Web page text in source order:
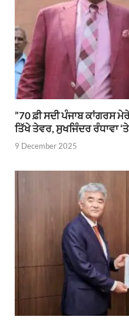
”70 ਫ਼ੀ ਸਦੀ ਪੰਜਾਬ ਕਾਂਗਰਸ
ਤਿੱਖੇ ਤੇਵਰ, ਸੁਖਜਿੰਦਰ ਰੰਧਾਵਾ
9 December 2025